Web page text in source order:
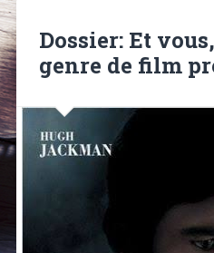
Dossier: Et
genre de film